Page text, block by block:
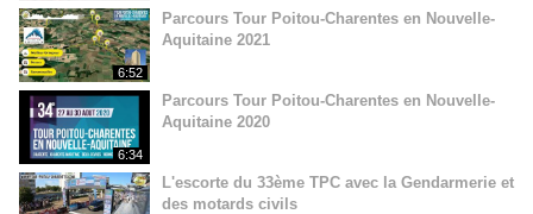
6:52
Parcours Tour Poitou-Charentes en Nouvelle-
Aquitaine 2021
6:34
Parcours Tour Poitou-Charentes en Nouvelle-
Aquitaine 2020
L'escorte du 33ème TPC avec la Gendarmerie et
des motards civils